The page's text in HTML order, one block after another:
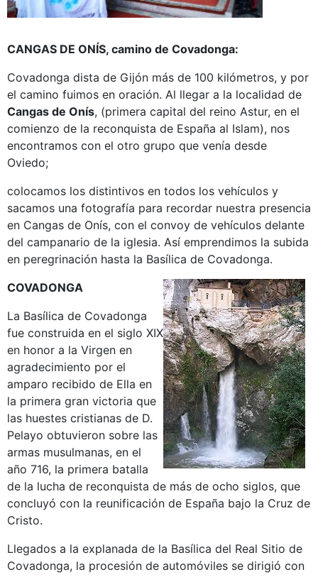
CANGAS DE ONÍS, camino de Covadonga:
Covadonga dista de Gijón más de 100 kilómetros, y por
el camino fuimos en oración. Al llegar a la localidad de
Cangas de Onís, (primera capital del reino Astur, en el
comienzo de la reconquista de España al Islam), nos
encontramos con el otro grupo que venía desde
Oviedo;
colocamos los distintivos en todos los vehículos y
sacamos una fotografía para recordar nuestra presencia
en Cangas de Onís, con el convoy de vehículos delante
del campanario de la iglesia. Así emprendimos la subida
en peregrinación hasta la Basílica de Covadonga.
COVADONGA
La Basílica de Covadonga
fue construida en el siglo XIX
en honor a la Virgen en
agradecimiento por el
amparo recibido de Ella en
la primera gran victoria que
las huestes cristianas de D.
Pelayo obtuvieron sobre las
armas musulmanas, en el
año 716, la primera batalla
de la lucha de reconquista de más de ocho siglos, que
concluyó con la reunificación de España bajo la Cruz de
Cristo.
Llegados a la explanada de la Basílica del Real Sitio de
Covadonga, la procesión de automóviles se dirigió con